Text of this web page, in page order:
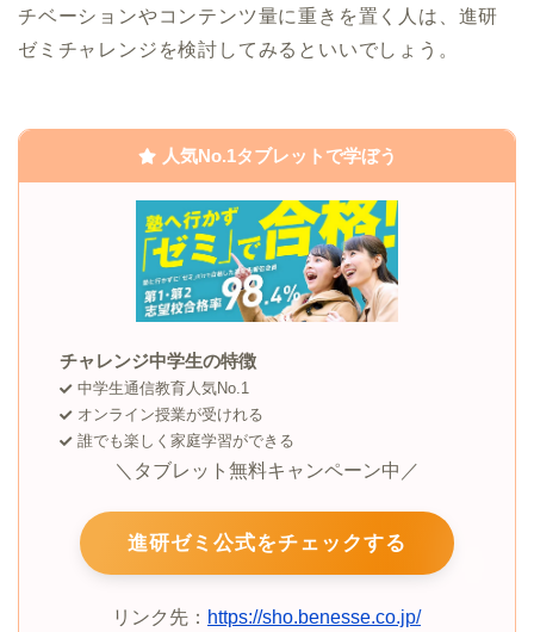
チベーションやコンテンツ量に重きを置く人は、進研
ゼミチャレンジを検討してみるといいでしょう。
人気No.1タブレットで学ぼう
チャレンジ中学生の特徴
中学生通信教育人気No.1
オンライン授業が受けれる
誰でも楽しく家庭学習ができる
＼タブレット無料キャンペーン中／
進研ゼミ公式をチェックする
リンク先： https://sho.benesse.co.jp/